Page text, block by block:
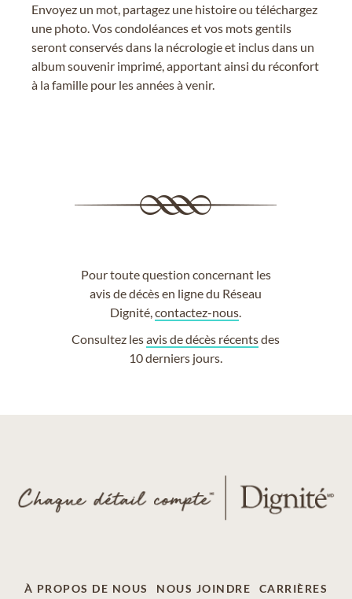
Envoyez un mot, partagez une histoire ou téléchargez
une photo. Vos condoléances et vos mots gentils
seront conservés dans la nécrologie et inclus dans un
album souvenir imprimé, apportant ainsi du réconfort
à la famille pour les années à venir.
Pour toute question concernant les
avis de décès en ligne du Réseau
Dignité,contactez-nous
Consultez lesavis de décès récentsdes
10 derniers jours.
À PROPOS DE NOUS NOUS JOINDRE CARRIÈRES